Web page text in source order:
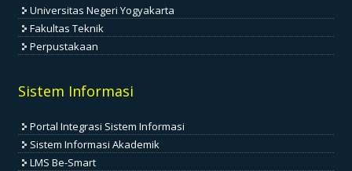
Universitas Negeri Yogyakarta
Fakultas Teknik
Perpustakaan
Sistem Informasi
Portal Integrasi Sistem Informasi
Sistem Informasi Akademik
LMS Be-Smart